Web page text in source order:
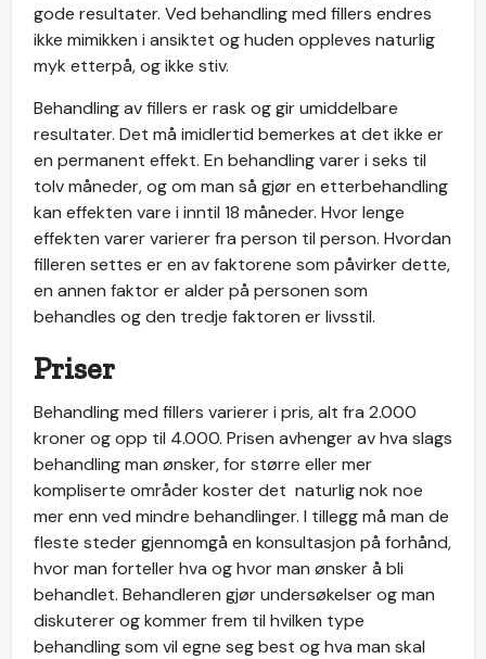
gode resultater. Ved behandling med fillers endres
ikke mimikken i ansiktet og huden oppleves naturlig
myk etterpå, og ikke stiv.
Behandling av fillers er rask og gir umiddelbare
resultater. Det må imidlertid bemerkes at det ikke er
en permanent effekt. En behandling varer i seks til
tolv måneder, og om man så gjør en etterbehandling
kan effekten vare i inntil 18 måneder. Hvor lenge
effekten varer varierer fra person til person. Hvordan
filleren settes er en av faktorene som påvirker dette,
en annen faktor er alder på personen som
behandles og den tredje faktoren er livsstil.
Priser
Behandling med fillers varierer i pris, alt fra 2.000
kroner og opp til 4.000. Prisen avhenger av hva slags
behandling man ønsker, for større eller mer
kompliserte områder koster det naturlig nok noe
mer enn ved mindre behandlinger. I tillegg må man de
fleste steder gjennomgå en konsultasjon på forhånd,
hvor man forteller hva og hvor man ønsker å bli
behandlet. Behandleren gjør undersøkelser og man
diskuterer og kommer frem til hvilken type
behandling som vil egne seg best og hva man skal